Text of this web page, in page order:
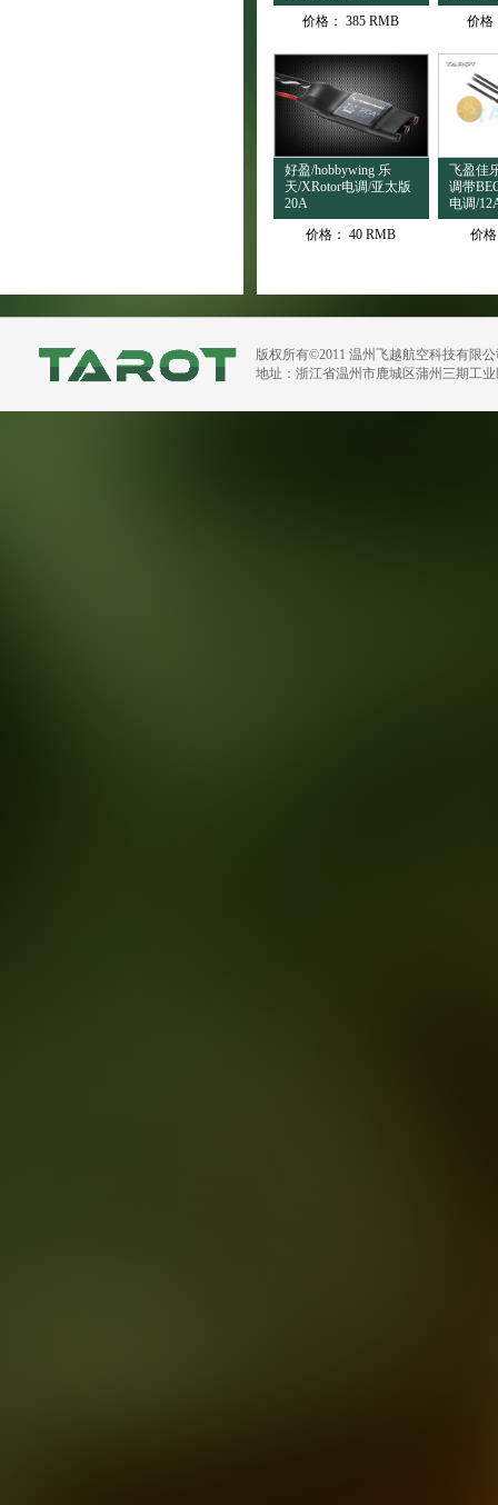
价格： 385 RMB
价格
好盈/hobbywing 乐
天/XRotor电调/亚太版
20A
价格： 40 RMB
飞盈佳
调带
电调/
价
版权所有©2011 温州飞越航空科技有限
地址：浙江省温州市鹿城区蒲州三期工业